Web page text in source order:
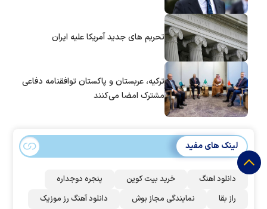
تحریم های جدید آمریکا علیه ایران
ترکیه، عربستان و پاکستان توافقنامه دفاعی
مشترک امضا می‌کنند
لینک های مفید
دانلود اهنگ خرید بیت کوین
پنجره دوجداره
راز بقا
نمایندگی مجاز بوش
دانلود آهنگ رز‌ موزیک